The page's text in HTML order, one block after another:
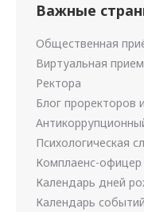
Важные
Общественная
Виртуальная
Ректора
Блог проректоров
Психологическая
Комплаенс-офицер
Календарь дней
Календарь событий